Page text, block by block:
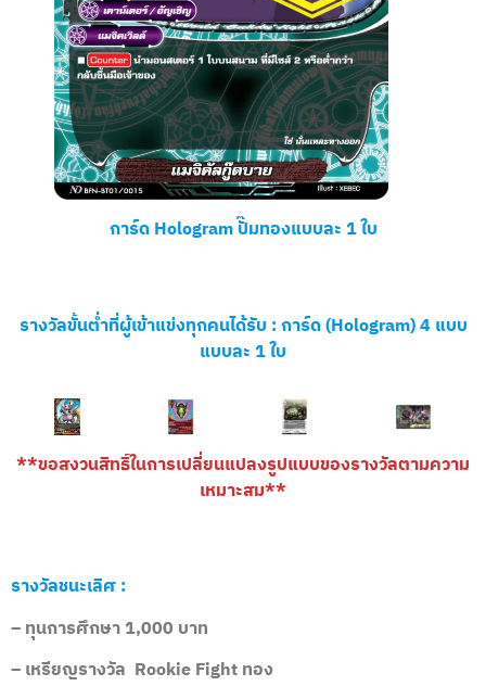
การ์ด Hologram ปั๊มทองแบบละ 1 ใบ
รางวัลขั้นต่ำที่ผู้เข้าแข่งทุกคนได้รับ :การ์ด (Hologram)4 แบบ
แบบละ 1 ใบ
**ขอสงวนสิทธิ์ในการเปลี่ยนแปลงรูปแบบของรางวัลตามความ
เหมาะสม**
รางวัลชนะเลิศ :
– ทุนการศึกษา 1,000 บาท
– เหรียญรางวัล Rookie Fight ทอง